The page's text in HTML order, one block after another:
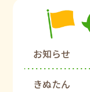
お知らせ
きぬたん